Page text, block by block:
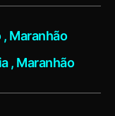
, Maranhão
, Maranhão